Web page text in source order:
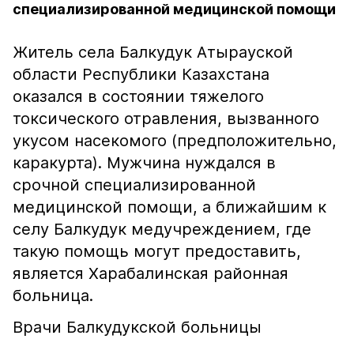
специализированной медицинской помощи
Житель села Балкудук Атырауской
области Республики Казахстана
оказался в состоянии тяжелого
токсического отравления, вызванного
укусом насекомого (предположительно,
каракурта). Мужчина нуждался в
срочной специализированной
медицинской помощи, а ближайшим к
селу Балкудук медучреждением, где
такую помощь могут предоставить,
является Харабалинская районная
больница.
Врачи Балкудукской больницы